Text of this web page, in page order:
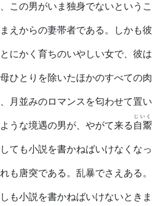
この男がいま独身でないというこ
えからの妻帯者である。しかも彼
にかく育ちのいやしい女で、彼は
ひとりを除いたほかのすべての肉
月並みのロマンスを匂わせて置い
うな境遇の男が、やがて来る 自鬻
じいく
ても小説を書かねばいけなくなっ
も唐突である。乱暴でさえある。
も小説を書かねばいけないときま